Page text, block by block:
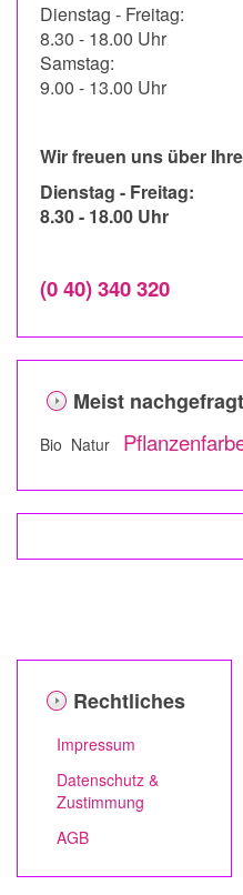
Dienstag - Freitag:
8.30 - 18.00 Uhr
Samstag:
9.00 - 13.00 Uhr
Wir freuen uns über
Dienstag - Freitag:
8.30 - 18.00 Uhr
(0 40) 340 320
Meist nachgefragt
Bio Natur
Rechtliches
Impressum
Datenschutz &
Zustimmung
AGB